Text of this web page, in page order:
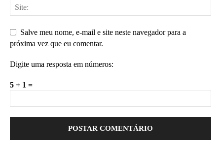
Salve meu nome, e-mail e site neste navegador para a
próxima vez que eu comentar.
Digite uma resposta em números:
5 + 1 =